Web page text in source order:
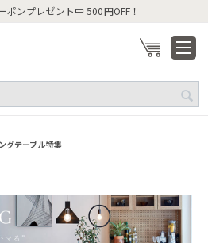
ポンプレゼント中 500円OFF！
グテーブル特集